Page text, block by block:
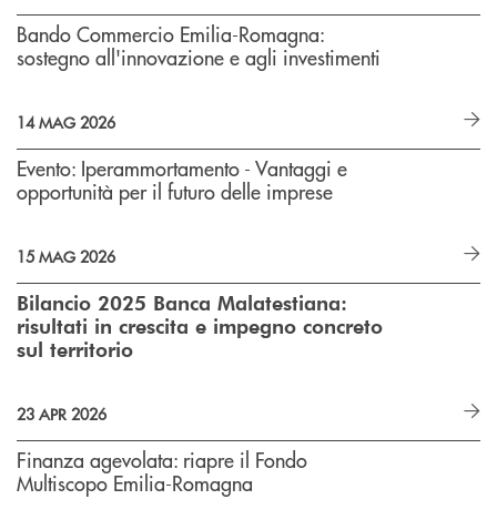
Bando Commercio Emilia-Romagna:
sostegno all'innovazione e agli investimenti
14 MAG 2026
Evento: Iperammortamento - Vantaggi e
opportunità per il futuro delle imprese
15 MAG 2026
Bilancio 2025 Banca Malatestiana:
risultati in crescita e impegno concreto
sul territorio
23 APR 2026
Finanza agevolata: riapre il Fondo
Multiscopo Emilia-Romagna